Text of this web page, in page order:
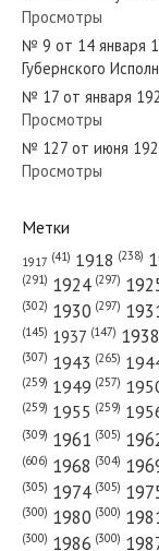
Просмотры
№ 9 от 14 января
Губернского
№ 17 от января
Просмотры
№ 127 от июня
Просмотры
Метки
1917 (41) 1918 (238)
(291) 1924 (297)
(302) 1930 (297)
(145) 1937 (147) 1938
(307) 1943 (265)
(259) 1949 (257)
(259) 1955 (259)
(309) 1961 (305)
(606) 1968 (304)
(305) 1974 (305)
(300) 1980 (300)
(300) 1986 (300)